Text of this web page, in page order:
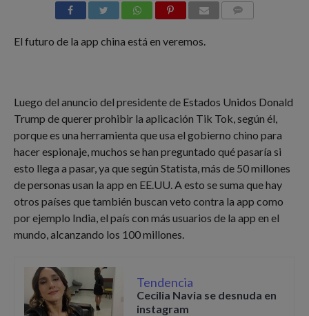
El futuro de la app china está en veremos.
Luego del anuncio del presidente de Estados Unidos Donald
Trump de querer prohibir la aplicación Tik Tok, según él,
porque es una herramienta que usa el gobierno chino para
hacer espionaje, muchos se han preguntado qué pasaría si
esto llega a pasar, ya que según Statista, más de 50 millones
de personas usan la app en EE.UU. A esto se suma que hay
otros países que también buscan veto contra la app como
por ejemplo India, el país con más usuarios de la app en el
mundo, alcanzando los 100 millones.
Tendencia
Cecilia Navia se desnuda en
instagram